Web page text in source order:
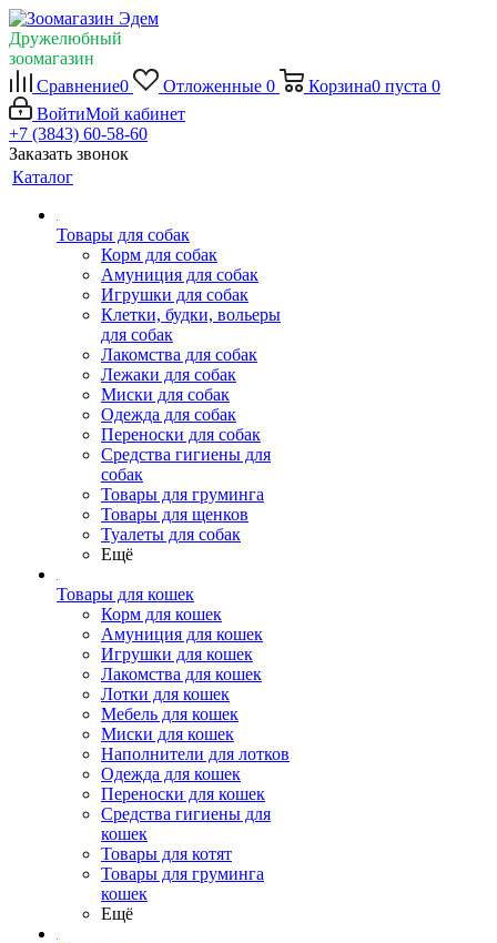
Дружелюбный
зоомагазин
Сравнение0 Отложенные 0 Корзина0 пуста 0
ВойтиМой кабинет
+7 (3843) 60-58-60
Заказать звонок
Каталог
Товары для собак
Корм для собак
Амуниция для собак
Игрушки для собак
Клетки, будки, вольеры
для собак
Лакомства для собак
Лежаки для собак
Миски для собак
Одежда для собак
Переноски для собак
Средства гигиены для
собак
Товары для груминга
Товары для щенков
Туалеты для собак
Ещё
Товары для кошек
Корм для кошек
Амуниция для кошек
Игрушки для кошек
Лакомства для кошек
Лотки для кошек
Мебель для кошек
Миски для кошек
Наполнители для лотков
Одежда для кошек
Переноски для кошек
Средства гигиены для
кошек
Товары для котят
Товары для груминга
кошек
Ещё